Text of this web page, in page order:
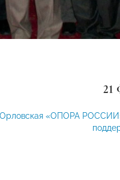
21
Орловская «ОПОРА